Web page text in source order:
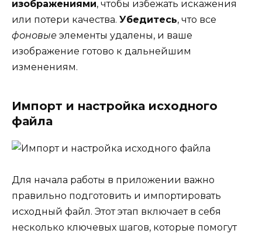
изображениями, чтобы избежать искажения
или потери качества. Убедитесь, что все
фоновые элементы удалены, и ваше
изображение готово к дальнейшим
изменениям.
Импорт и настройка исходного
файла
Для начала работы в приложении важно
правильно подготовить и импортировать
исходный файл. Этот этап включает в себя
несколько ключевых шагов, которые помогут